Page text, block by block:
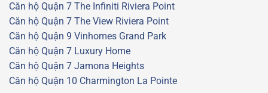
Căn hộ Quận 7 The Infiniti Riviera Point
Căn hộ Quận 7 The View Riviera Point
Căn hộ Quận 9 Vinhomes Grand Park
Căn hộ Quận 7 Luxury Home
Căn hộ Quận 7 Jamona Heights
Căn hộ Quận 10 Charmington La Pointe